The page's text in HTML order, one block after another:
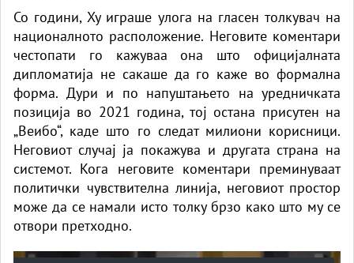
Со години, Ху играше улога на гласен толкувач на
националното расположение. Неговите коментари
честопати го кажуваа она што официјалната
дипломатија не сакаше да го каже во формална
форма. Дури и по напуштањето на уредничката
позиција во 2021 година, тој остана присутен на
„Веибо“, каде што го следат милиони корисници.
Неговиот случај ја покажува и другата страна на
системот. Кога неговите коментари преминуваат
политички чувствителна линија, неговиот простор
може да се намали исто толку брзо како што му се
отвори претходно.